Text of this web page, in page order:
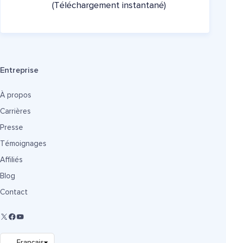
(Téléchargement instantané)
Entreprise
À propos
Carrières
Presse
Témoignages
Affiliés
Blog
Contact